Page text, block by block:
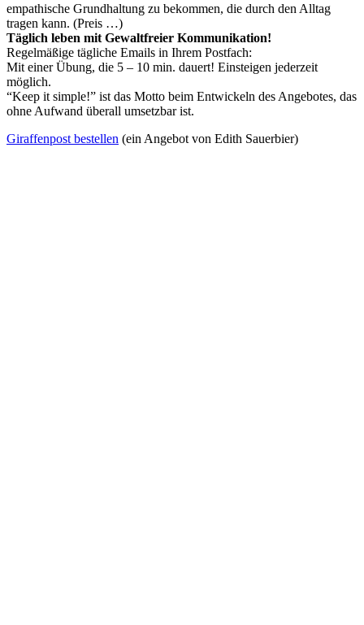
empathische Grundhaltung zu bekommen, die durch den Alltag
tragen kann. (Preis …)
Täglich leben mit Gewaltfreier Kommunikation!
Regelmäßige tägliche Emails in Ihrem Postfach:
Mit einer Übung, die 5 – 10 min. dauert! Einsteigen jederzeit
möglich.
“Keep it simple!” ist das Motto beim Entwickeln des Angebotes, das
ohne Aufwand überall umsetzbar ist.
Giraffenpost bestellen (ein Angebot von Edith Sauerbier)